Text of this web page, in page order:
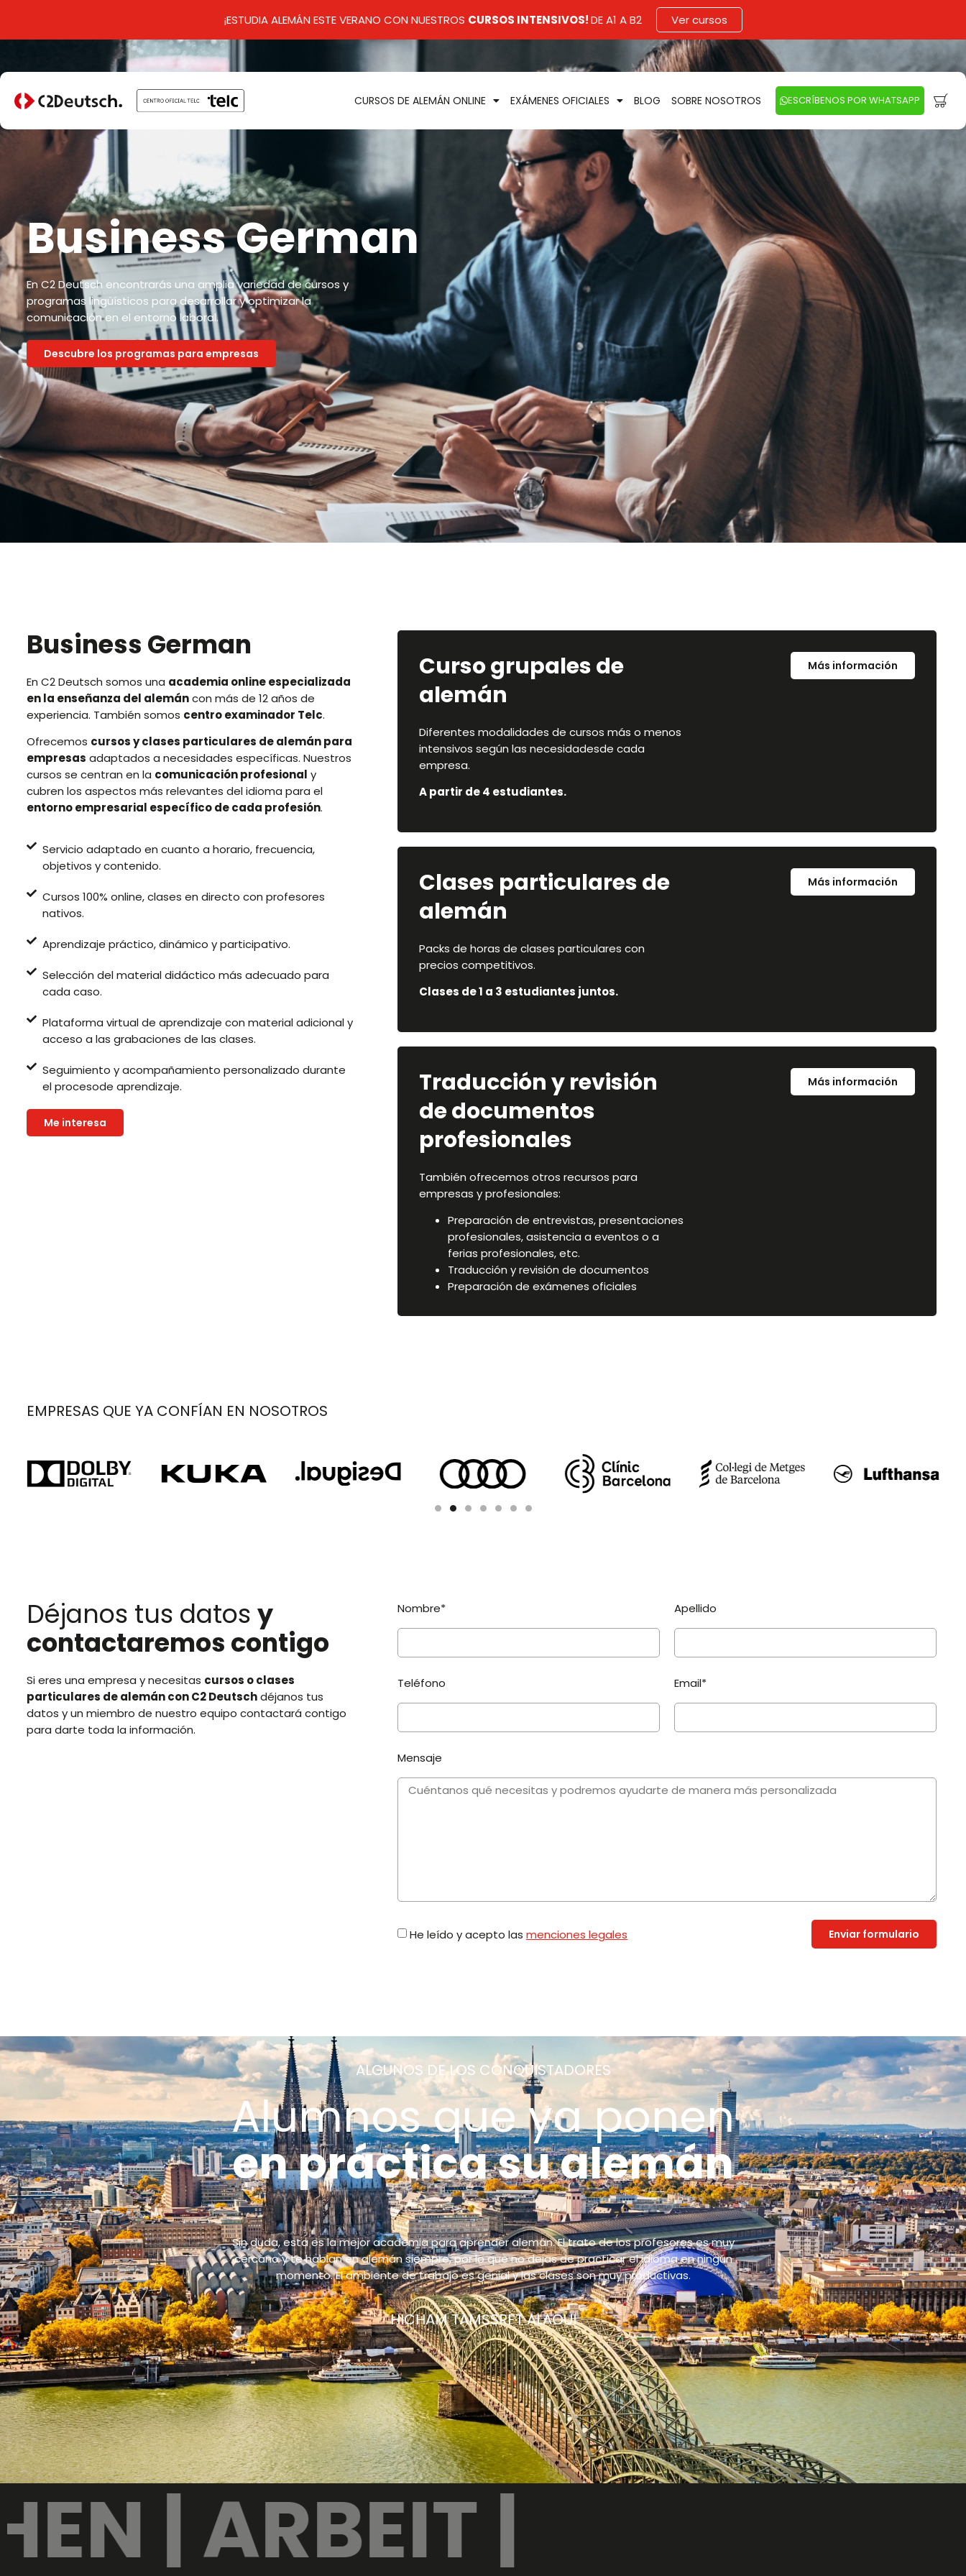
¡ESTUDIA ALEMÁN ESTE VERANO CON NUESTROS CURSOS INTENSIVOS!DE A1 A B2 Ver cursos
CURSOS DE ALEMÁN ONLINE EXÁMENES OFICIALES BLOG SOBRE NOSOTROS ESCRÍBENOS POR WHATSAPP
Business German
En C2 Deutsch encontrarás una amplia variedad de cursos y
programas lingüísticos para desarrollar y optimizar la
comunicación en el entorno laboral.
Descubre los programas para empresas
Business German
En C2 Deutsch somos una academia online especializada
en la enseñanza del alemáncon más de 12 años de
experiencia. También somos centro examinador Telc.
Ofrecemos cursos y clases particulares de alemán para
empresas adaptados a necesidades específicas. Nuestros
cursos se centran en la comunicación profesional y
cubren los aspectos más relevantes del idioma para el
entorno empresarial específico de cada profesión.
Servicio adaptado en cuanto a horario, frecuencia,
objetivos y contenido.
Cursos 100% online, clases en directo con profesores
nativos.
Aprendizaje práctico, dinámico y participativo.
Selección del material didáctico más adecuado para
cada caso.
Plataforma virtual de aprendizaje con material adicional y
acceso a las grabaciones de las clases.
Seguimiento y acompañamiento personalizado durante
el procesode aprendizaje.
Me interesa
Curso grupales de
alemán
Diferentes modalidades de cursos más o menos
intensivos según las necesidadesde cada
empresa.
A partir de 4 estudiantes.
Más información
Clases particulares de
alemán
Packs de horas de clases particulares con
precios competitivos.
Clases de 1 a 3 estudiantes juntos.
Más información
Traducción y revisión
de documentos
profesionales
También ofrecemos otros recursos para
empresas y profesionales:
Preparación de entrevistas, presentaciones
profesionales, asistencia a eventos o a
ferias profesionales, etc.
Traducción y revisión de documentos
Preparación de exámenes oficiales
Más información
EMPRESAS QUE YA CONFÍAN EN NOSOTROS
Déjanos tus datos y
contactaremos contigo
Si eres una empresa y necesitas cursos o clases
particulares de alemán con C2 Deutschdéjanos tus
datos y un miembro de nuestro equipo contactará contigo
para darte toda la información.
Nombre* Apellido
Teléfono Email*
Mensaje
He leído y acepto las menciones legales Enviar formulario
ALGUNOS DE LOS CONQUISTADORES
Alumnos que ya ponen
en práctica su alemán
Sin duda, esta es la mejor academia para aprender alemán. El trato de los profesores es muy
cercano y te hablan en alemán siempre, por lo que no dejas de practicar el idioma en ningún
momento. El ambiente de trabajo es genial y las clases son muy productivas.
HICHAM TAMSSRFT ALAOUI
|